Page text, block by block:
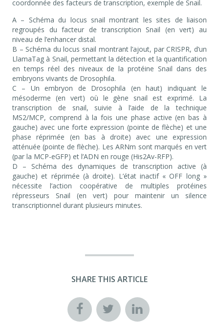
coordonnée des facteurs de transcription, exemple de Snail.
A – Schéma du locus snail montrant les sites de liaison
regroupés du facteur de transcription Snail (en vert) au
niveau de l’enhancer distal.
B – Schéma du locus snail montrant l’ajout, par CRISPR, d’un
LlamaTag à Snail, permettant la détection et la quantification
en temps réel des niveaux de la protéine Snail dans des
embryons vivants de Drosophila.
C – Un embryon de Drosophila (en haut) indiquant le
mésoderme (en vert) où le gène snail est exprimé. La
transcription de snail, suivie à l’aide de la technique
MS2/MCP, comprend à la fois une phase active (en bas à
gauche) avec une forte expression (pointe de flèche) et une
phase réprimée (en bas à droite) avec une expression
atténuée (pointe de flèche). Les ARNm sont marqués en vert
(par la MCP-eGFP) et l’ADN en rouge (His2Av-RFP).
D – Schéma des dynamiques de transcription active (à
gauche) et réprimée (à droite). L’état inactif « OFF long »
nécessite l’action coopérative de multiples protéines
répresseurs Snail (en vert) pour maintenir un silence
transcriptionnel durant plusieurs minutes.
SHARE THIS ARTICLE